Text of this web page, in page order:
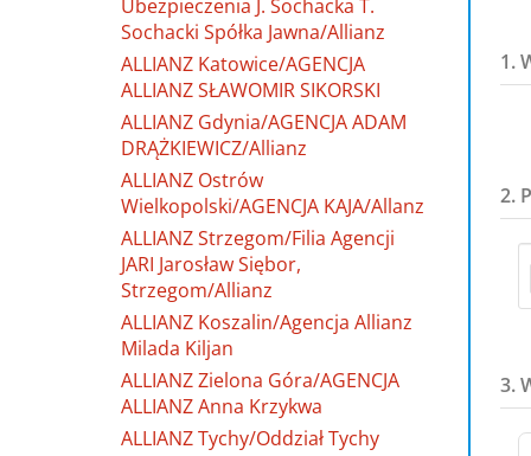
Ubezpieczenia J. Sochacka T.
Sochacki Spółka Jawna/Allianz
ALLIANZ Katowice/AGENCJA
ALLIANZ SŁAWOMIR SIKORSKI
ALLIANZ Gdynia/AGENCJA ADAM
DRĄŻKIEWICZ/Allianz
ALLIANZ Ostrów
Wielkopolski/AGENCJA KAJA/Allanz
ALLIANZ Strzegom/Filia Agencji
JARI Jarosław Siębor,
Strzegom/Allianz
ALLIANZ Koszalin/Agencja Allianz
Milada Kiljan
ALLIANZ Zielona Góra/AGENCJA
ALLIANZ Anna Krzykwa
ALLIANZ Tychy/Oddział Tychy
1.
2.
3.